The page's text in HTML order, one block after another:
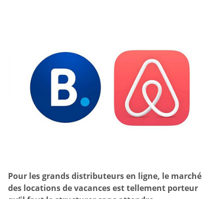
Pour les grands distributeurs en ligne, le marché
des locations de vacances est tellement porteur